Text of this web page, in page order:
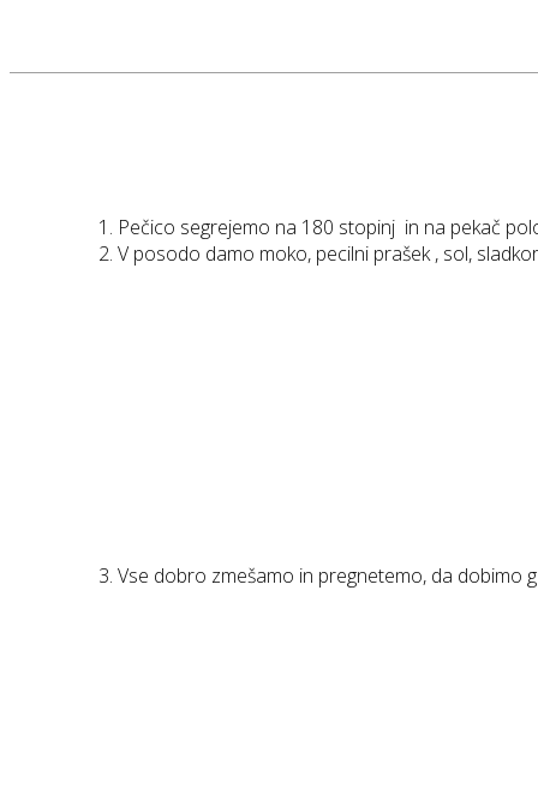
Pečico segrejemo na 180 stopinj in na pekač
V posodo damo moko, pecilni prašek , sol,
Vse dobro zmešamo in pregnetemo, da dobimo